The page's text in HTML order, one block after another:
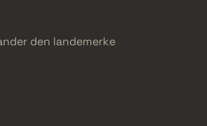
den landemerke